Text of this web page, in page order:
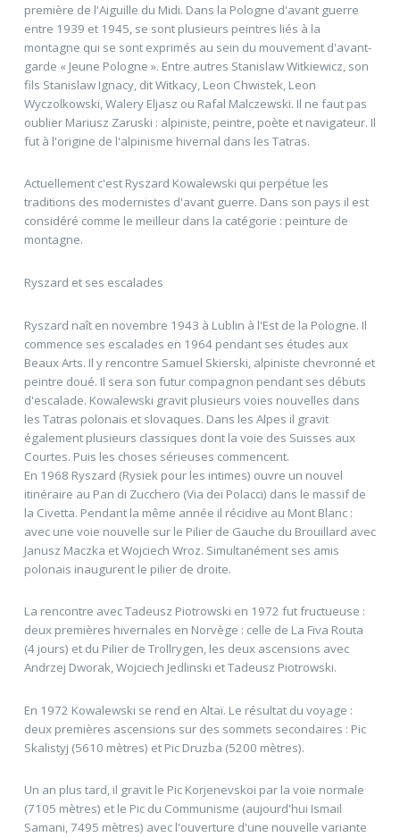
première de l'Aiguille du Midi. Dans la Pologne d'avant guerre
entre 1939 et 1945, se sont plusieurs peintres liés à la
montagne qui se sont exprimés au sein du mouvement d'avant-
garde « Jeune Pologne ». Entre autres Stanislaw Witkiewicz, son
fils Stanislaw Ignacy, dit Witkacy, Leon Chwistek, Leon
Wyczolkowski, Walery Eljasz ou Rafal Malczewski. Il ne faut pas
oublier Mariusz Zaruski : alpiniste, peintre, poète et navigateur. Il
fut à l'origine de l'alpinisme hivernal dans les Tatras.
Actuellement c'est Ryszard Kowalewski qui perpétue les
traditions des modernistes d'avant guerre. Dans son pays il est
considéré comme le meilleur dans la catégorie : peinture de
montagne.
Ryszard et ses escalades
Ryszard naît en novembre 1943 à Lublin à l'Est de la Pologne. Il
commence ses escalades en 1964 pendant ses études aux
Beaux Arts. Il y rencontre Samuel Skierski, alpiniste chevronné et
peintre doué. Il sera son futur compagnon pendant ses débuts
d'escalade. Kowalewski gravit plusieurs voies nouvelles dans
les Tatras polonais et slovaques. Dans les Alpes il gravit
également plusieurs classiques dont la voie des Suisses aux
Courtes. Puis les choses sérieuses commencent.
En 1968 Ryszard (Rysiek pour les intimes) ouvre un nouvel
itinéraire au Pan di Zucchero (Via dei Polacci) dans le massif de
la Civetta. Pendant la même année il récidive au Mont Blanc :
avec une voie nouvelle sur le Pilier de Gauche du Brouillard avec
Janusz Maczka et Wojciech Wroz. Simultanément ses amis
polonais inaugurent le pilier de droite.
La rencontre avec Tadeusz Piotrowski en 1972 fut fructueuse :
deux premières hivernales en Norvège : celle de La Fiva Routa
(4 jours) et du Pilier de Trollrygen, les deux ascensions avec
Andrzej Dworak, Wojciech Jedlinski et Tadeusz Piotrowski.
En 1972 Kowalewski se rend en Altaï. Le résultat du voyage :
deux premières ascensions sur des sommets secondaires : Pic
Skalistyj (5610 mètres) et Pic Druzba (5200 mètres).
Un an plus tard, il gravit le Pic Korjenevskoi par la voie normale
(7105 mètres) et le Pic du Communisme (aujourd'hui Ismail
Samani, 7495 mètres) avec l'ouverture d'une nouvelle variante